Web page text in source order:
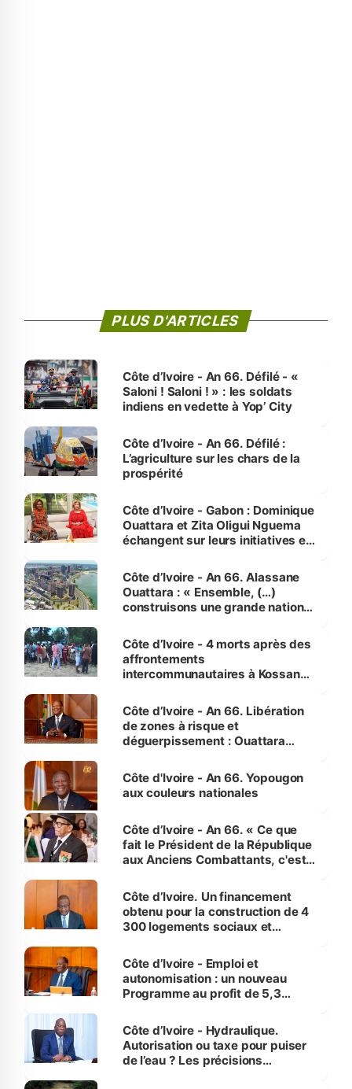
PLUS D'ARTICLES
Côte d’Ivoire - An 66. Défilé - «
Saloni ! Saloni ! » : les soldats
indiens en vedette à Yop’ City
Côte d’Ivoire - An 66. Défilé :
L’agriculture sur les chars de la
prospérité
Côte d’Ivoire - Gabon : Dominique
Ouattara et Zita Oligui Nguema
échangent sur leurs initiatives en
enfants
Côte d’Ivoire - An 66. Alassane
Ouattara : « Ensemble, (…)
construisons une grande nation
générations futures »
Côte d’Ivoire - 4 morts après des
affrontements
intercommunautaires à Kossandji
milieu des sinistrés
Côte d’Ivoire - An 66. Libération
de zones à risque et
déguerpissement : Ouattara
l'Etat de droit pour préserver les
vies humaines »
Côte d'Ivoire - An 66. Yopougon
aux couleurs nationales
Côte d’Ivoire - An 66. « Ce que
fait le Président de la République
aux Anciens Combattants, c'est
Côte d’Ivoire. Un financement
obtenu pour la construction de 4
300 logements sociaux et
et Yamoussoukro
Côte d’Ivoire - Emploi et
autonomisation : un nouveau
Programme au profit de 5,3
Côte d’Ivoire - Hydraulique.
Autorisation ou taxe pour puiser
de l’eau ? Les précisions